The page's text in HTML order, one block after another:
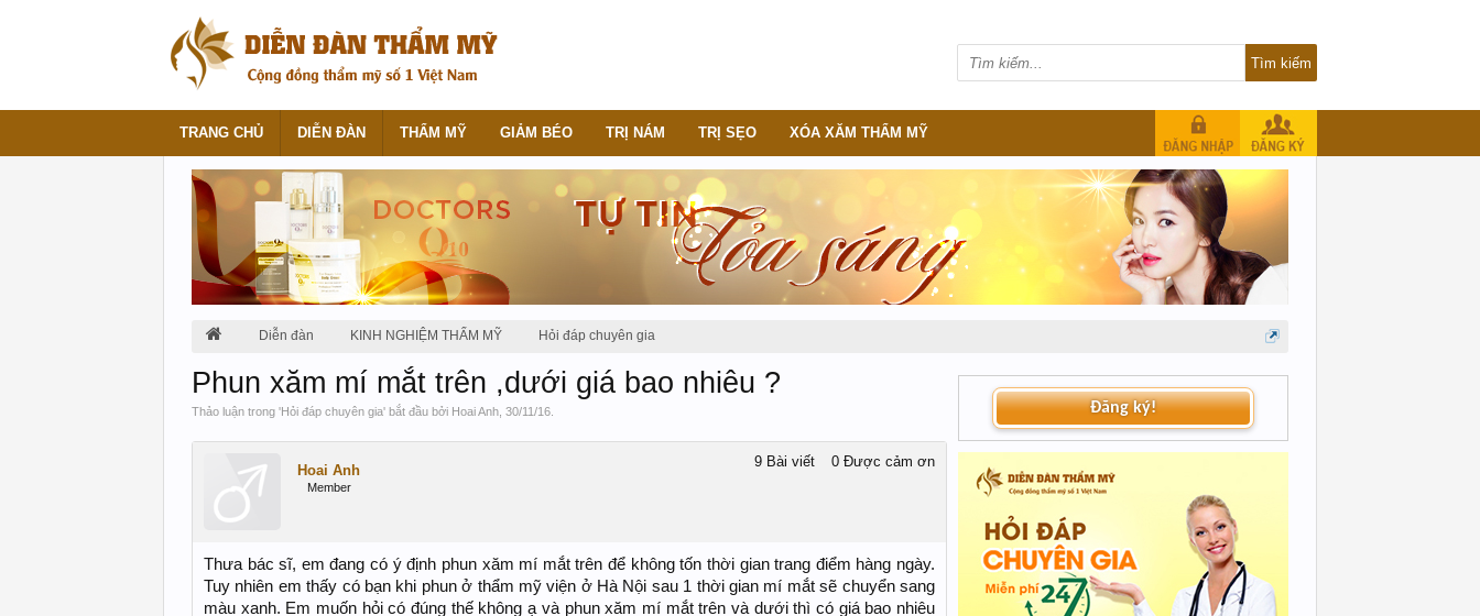
Diễn đàn KINH NGHIỆM THẨM MỸ Hỏi đáp chuyên gia
Phun xăm mí mắt trên ,dưới giá bao nhiêu ?
Thảo luận trong 'Hỏi đáp chuyên gia' bắt đầu bởi Hoai Anh 30/11/16
Hoai Anh
Member
9 Bài viết 0 Được cảm ơn
Thưa bác sĩ, em đang có ý định phun xăm mí mắt trên để không tốn thời gian trang điểm hàng ngày.
Tuy nhiên em thấy có bạn khi phun ở thẩm mỹ viện ở Hà Nội sau 1 thời gian mí mắt sẽ chuyển sang
màu xanh. Em muốn hỏi có đúng thế không ạ và phun xăm mí mắt trên và dưới thì có giá bao nhiêu
Đăng ký!
TRANG CHỦ DIỄN ĐÀN THẨM MỸ GIẢM BÉO TRỊ NÁM TRỊ SẸO XÓA XĂM THẨM MỸ